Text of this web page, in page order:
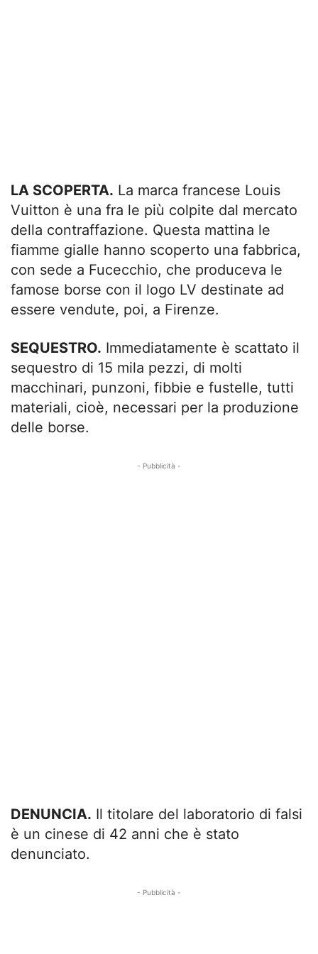
LA SCOPERTA. La marca francese Louis
Vuitton è una fra le più colpite dal mercato
della contraffazione. Questa mattina le
fiamme gialle hanno scoperto una fabbrica,
con sede a Fucecchio, che produceva le
famose borse con il logo LV destinate ad
essere vendute, poi, a Firenze.
SEQUESTRO. Immediatamente è scattato il
sequestro di 15 mila pezzi, di molti
macchinari, punzoni, fibbie e fustelle, tutti
materiali, cioè, necessari per la produzione
delle borse.
- Pubblicità -
DENUNCIA. Il titolare del laboratorio di falsi
è un cinese di 42 anni che è stato
denunciato.
- Pubblicità -